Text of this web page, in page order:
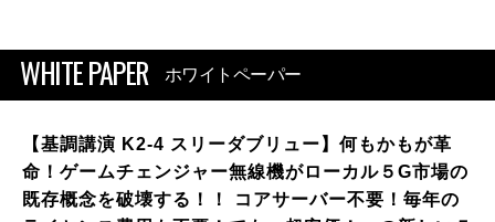
WHITE PAPER ホワイトペーパー
【基調講演 K2-4 スリーダブリュー】何もかもが革
命！ゲームチェンジャー無線機がローカル５G市場の
既存概念を破壊する！！ コアサーバー不要！毎年の